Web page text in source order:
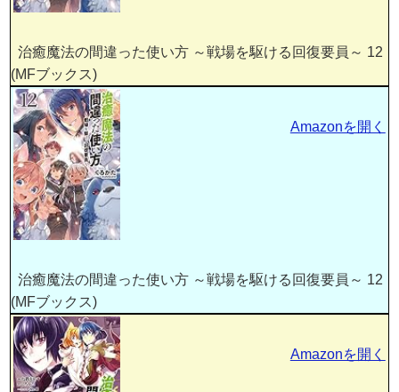
治癒魔法の間違った使い方 ～戦場を駆ける回復要員～ 12
(MFブックス)
治癒魔法の間違った使い方 ～戦場を駆ける回復要員～ 12
(MFブックス)
Amazonを開く
Amazonを開く